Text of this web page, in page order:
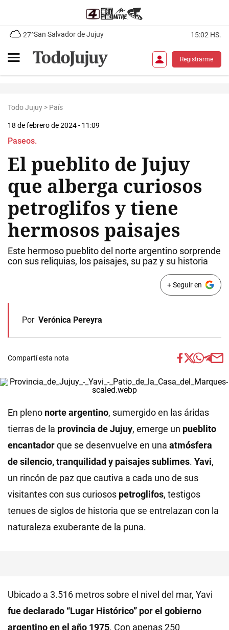
27°San Salvador de Jujuy 15:02 HS.
Registrarme
Todo Jujuy > País
18 de febrero de 2024 - 11:09
Paseos.
El pueblito de Jujuy
que alberga curiosos
petroglifos y tiene
hermosos paisajes
Este hermoso pueblito del norte argentino sorprende
con sus reliquias, los paisajes, su paz y su historia
+ Seguir en
Por Verónica Pereyra
Compartí esta nota
En pleno norte argentino, sumergido en las áridas
tierras de la provincia de Jujuy, emerge un pueblito
encantadorque se desenvuelve en una atmósfera
de silencio, tranquilidad y paisajes sublimes. Yavi,
un rincón de paz que cautiva a cada uno de sus
visitantes con sus curiosos petroglifos, testigos
tenues de siglos de historia que se entrelazan con la
naturaleza exuberante de la puna.
Ubicado a 3.516 metros sobre el nivel del mar, Yavi
fue declarado “Lugar Histórico” por el gobierno
argentino en el año 1975. Con apenas 250